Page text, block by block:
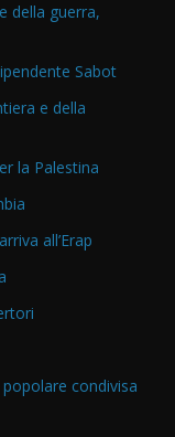
della guerra,
Sabot
e della
la Palestina
all’Erap
condivisa